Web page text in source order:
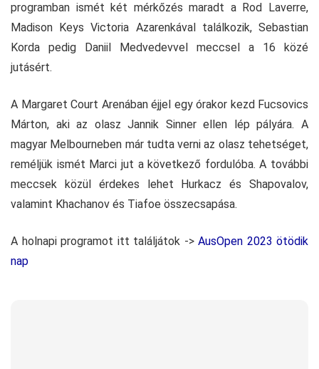
programban ismét két mérkőzés maradt a Rod Laverre,
Madison Keys Victoria Azarenkával találkozik, Sebastian
Korda pedig Daniil Medvedevvel meccsel a 16 közé
jutásért.
A Margaret Court Arenában éjjel egy órakor kezd Fucsovics
Márton, aki az olasz Jannik Sinner ellen lép pályára. A
magyar Melbourneben már tudta verni az olasz tehetséget,
reméljük ismét Marci jut a következő fordulóba. A további
meccsek közül érdekes lehet Hurkacz és Shapovalov,
valamint Khachanov és Tiafoe összecsapása.
A holnapi programot itt találjátok -> AusOpen 2023 ötödik
nap